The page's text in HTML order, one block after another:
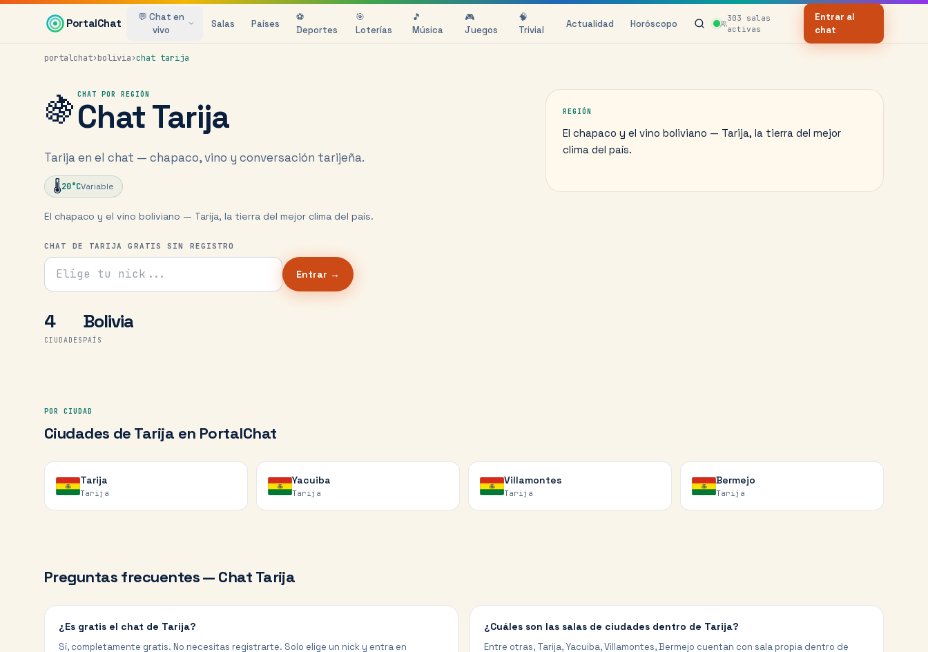
Saltar al contenido principal
PortalChat
💬 Chat en
vivo
Salas Países
⚽
Deportes
🎯
Loterías
🎵
Música
🎮
Juegos
🧠
Trivial
Actualidad Horóscopo 303 salas
activas
Entrar al
chat
portalchat›bolivia›chat tarija
🍇 CHAT POR REGIÓN
ChatTarija
Tarija en el chat — chapaco, vino y conversación tarijeña.
🌡️20°CVariable
El chapaco y el vino boliviano — Tarija, la tierra del mejor clima del país.
CHAT DE TARIJA GRATIS SIN REGISTRO
Tu nick para el chat
Entrar →
4
CIUDADES
Bolivia
PAÍS
REGIÓN
El chapaco y el vino boliviano — Tarija, la tierra del mejor
clima del país.
POR CIUDAD
Ciudades de Tarija en PortalChat
Tarija
Tarija
Yacuiba
Tarija
Villamontes
Tarija
Bermejo
Tarija
Preguntas frecuentes — Chat Tarija
¿Es gratis el chat de Tarija?
Sí, completamente gratis. No necesitas registrarte. Solo elige un nick y entra en
¿Cuáles son las salas de ciudades dentro de Tarija?
Entre otras, Tarija, Yacuiba, Villamontes, Bermejo cuentan con sala propia dentro de